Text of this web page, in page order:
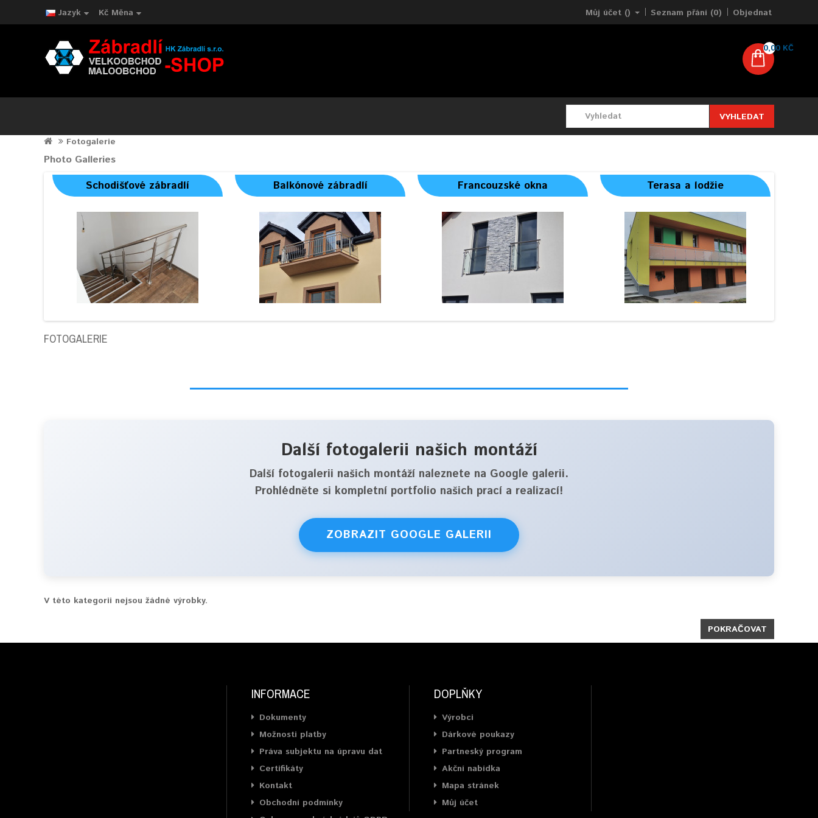
Jazyk Kč Měna Můj účet () Seznam přání (0) Objednat
0,00 KČ
VYHLEDAT
Fotogalerie
Photo Galleries
Schodišťové zábradlí Balkónové zábradlí Francouzské okna Terasa a lodžie
FOTOGALERIE
Další fotogalerii našich montáží
Další fotogalerii našich montáží naleznete na Google galerii.
Prohlédněte si kompletní portfolio našich prací a realizací!
ZOBRAZIT GOOGLE GALERII
V této kategorii nejsou žádné výrobky.
POKRAČOVAT
INFORMACE
Dokumenty
Možnosti platby
Práva subjektu na úpravu dat
Certifikáty
Kontakt
Obchodní podmínky
DOPLŇKY
Výrobci
Dárkové poukazy
Partneský program
Akční nabídka
Mapa stránek
Můj účet